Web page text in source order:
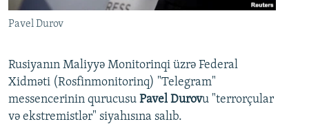
Pavel Durov
Rusiyanın Maliyyə Monitorinqi üzrə Federal
Xidməti (Rosfinmonitorinq) "Telegram"
messencerinin qurucusu Pavel Durovu "terrorçular
və ekstremistlər" siyahısına salıb.